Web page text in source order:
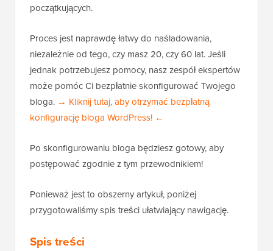
początkujących.
Proces jest naprawdę łatwy do naśladowania,
niezależnie od tego, czy masz 20, czy 60 lat. Jeśli
jednak potrzebujesz pomocy, nasz zespół ekspertów
może pomóc Ci bezpłatnie skonfigurować Twojego
bloga. → Kliknij tutaj, aby otrzymać bezpłatną
konfigurację bloga WordPress! ←
Po skonfigurowaniu bloga będziesz gotowy, aby
postępować zgodnie z tym przewodnikiem!
Ponieważ jest to obszerny artykuł, poniżej
przygotowaliśmy spis treści ułatwiający nawigację.
Spis treści